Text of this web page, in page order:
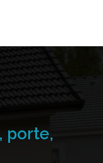
porte,